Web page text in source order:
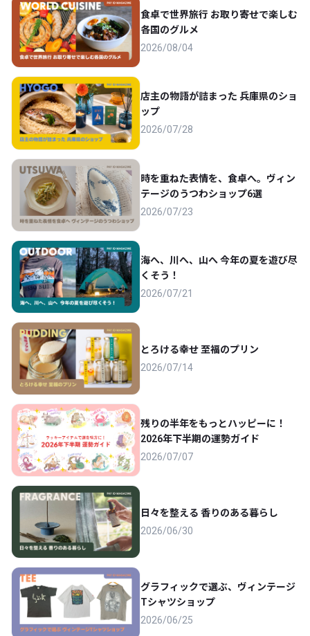
食卓で世界旅行 お取り寄せで楽しむ
各国のグルメ
2026/08/04
店主の物語が詰まった 兵庫県のショ
ップ
2026/07/28
時を重ねた表情を、食卓へ。ヴィン
テージのうつわショップ6選
2026/07/23
海へ、川へ、山へ 今年の夏を遊び尽
くそう！
2026/07/21
とろける幸せ 至福のプリン
2026/07/14
残りの半年をもっとハッピーに！
2026年下半期の運勢ガイド
2026/07/07
日々を整える 香りのある暮らし
2026/06/30
グラフィックで選ぶ、ヴィンテージ
Tシャツショップ
2026/06/25